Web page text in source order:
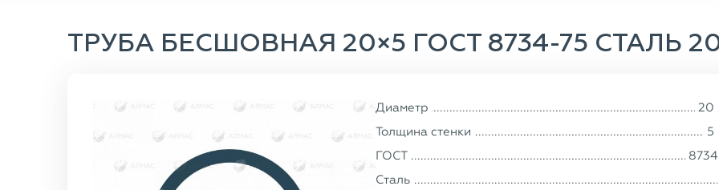
ТРУБА БЕСШОВНАЯ 20×5 ГОСТ 8734-75 СТАЛЬ
Диаметр 20
Толщина стенки
5
ГОСТ
Сталь